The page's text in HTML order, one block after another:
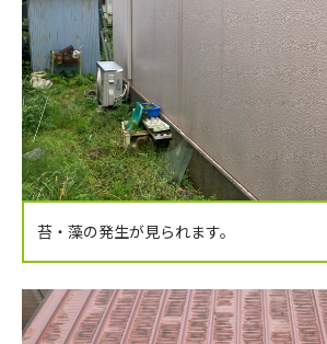
苔・藻の発生が見られます。